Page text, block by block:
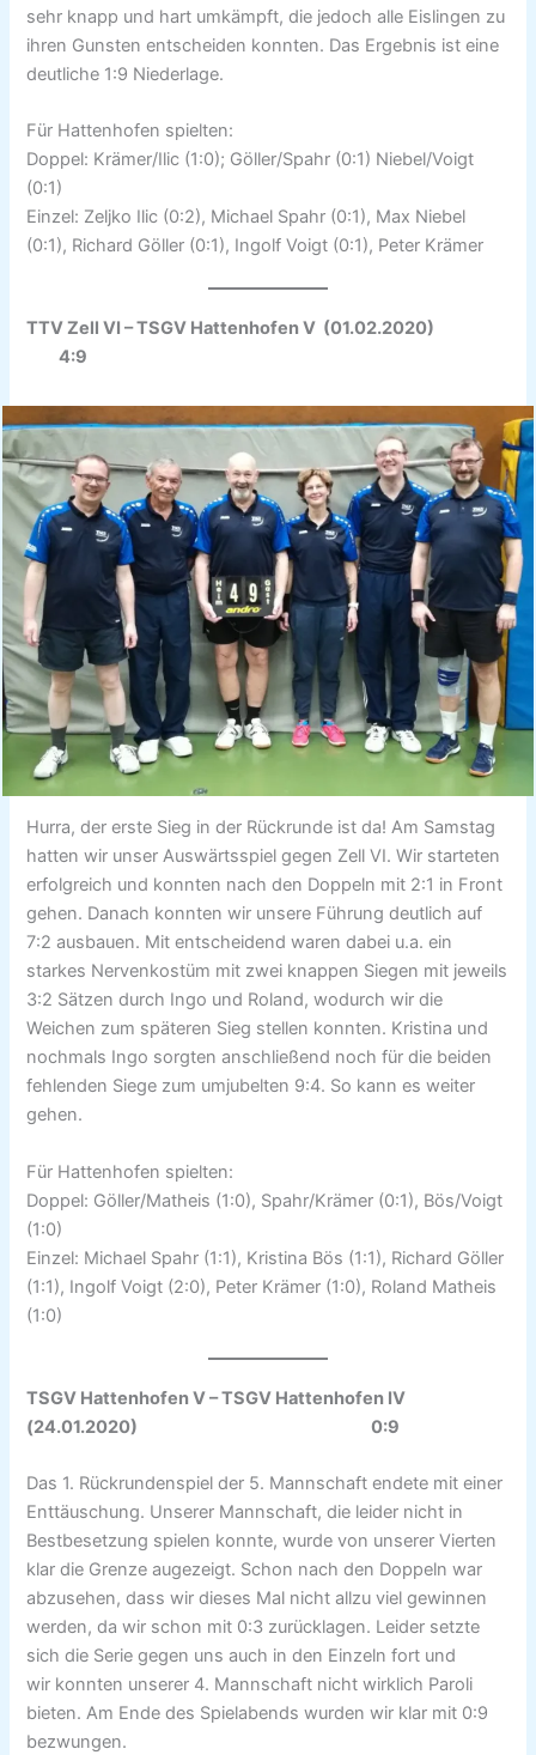
sehr knapp und hart umkämpft, die jedoch alle Eislingen zu
ihren Gunsten entscheiden konnten. Das Ergebnis ist eine
deutliche 1:9 Niederlage.
Für Hattenhofen spielten:
Doppel: Krämer/Ilic (1:0); Göller/Spahr (0:1) Niebel/Voigt
(0:1)
Einzel: Zeljko Ilic (0:2), Michael Spahr (0:1), Max Niebel
(0:1), Richard Göller (0:1), Ingolf Voigt (0:1), Peter Krämer
TTV Zell VI – TSGV Hattenhofen V (01.02.2020)
4:9
Hurra, der erste Sieg in der Rückrunde ist da! Am Samstag
hatten wir unser Auswärtsspiel gegen Zell VI. Wir starteten
erfolgreich und konnten nach den Doppeln mit 2:1 in Front
gehen. Danach konnten wir unsere Führung deutlich auf
7:2 ausbauen. Mit entscheidend waren dabei u.a. ein
starkes Nervenkostüm mit zwei knappen Siegen mit jeweils
3:2 Sätzen durch Ingo und Roland, wodurch wir die
Weichen zum späteren Sieg stellen konnten. Kristina und
nochmals Ingo sorgten anschließend noch für die beiden
fehlenden Siege zum umjubelten 9:4. So kann es weiter
gehen.
Für Hattenhofen spielten:
Doppel: Göller/Matheis (1:0), Spahr/Krämer (0:1), Bös/Voigt
(1:0)
Einzel: Michael Spahr (1:1), Kristina Bös (1:1), Richard Göller
(1:1), Ingolf Voigt (2:0), Peter Krämer (1:0), Roland Matheis
(1:0)
TSGV Hattenhofen V – TSGV Hattenhofen IV
(24.01.2020) 0:9
Das 1. Rückrundenspiel der 5. Mannschaft endete mit einer
Enttäuschung. Unserer Mannschaft, die leider nicht in
Bestbesetzung spielen konnte, wurde von unserer Vierten
klar die Grenze augezeigt. Schon nach den Doppeln war
abzusehen, dass wir dieses Mal nicht allzu viel gewinnen
werden, da wir schon mit 0:3 zurücklagen. Leider setzte
sich die Serie gegen uns auch in den Einzeln fort und
wir konnten unserer 4. Mannschaft nicht wirklich Paroli
bieten. Am Ende des Spielabends wurden wir klar mit 0:9
bezwungen.